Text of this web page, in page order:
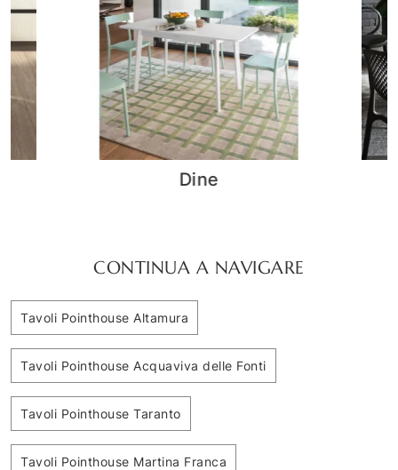
Iron
CONTINUA A NAVIGARE
Tavoli Pointhouse Altamura
Tavoli Pointhouse Acquaviva delle Fonti
Tavoli Pointhouse Taranto
Tavoli Pointhouse Martina Franca